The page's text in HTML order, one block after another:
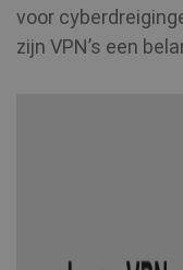
voor
zijn VPN’s een